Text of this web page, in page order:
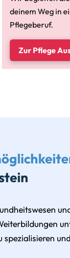
deinem Weg in
Pflegeberuf.
Zur Pflege
spezialisieren